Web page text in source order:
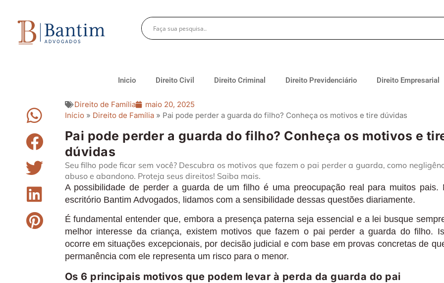
Inicio Direito Civil Direito Criminal Direito Previdenciário Direito Empresarial
Direito de Família
maio 20, 2025
Início» Direito de Família» Pai pode perder a guarda do filho? Conheça os motivos e tire dúvidas
Pai pode perder a guarda do filho? Conheça os motivos e
dúvidas
Seu filho pode ficar sem você? Descubra os motivos que fazem o pai perder a guarda, como
abuso e abandono. Proteja seus direitos! Saiba mais.
A possibilidade de perder a guarda de um filho é uma preocupação real para muitos pais.
escritório Bantim Advogados, lidamos com a sensibilidade dessas questões diariamente.
É fundamental entender que, embora a presença paterna seja essencial e a lei busque
melhor interesse da criança, existem motivos que fazem o pai perder a guarda do filho.
ocorre em situações excepcionais, por decisão judicial e com base em provas concretas de
permanência com ele representa um risco para o menor.
Os 6 principais motivos que podem levar à perda da guarda do pai